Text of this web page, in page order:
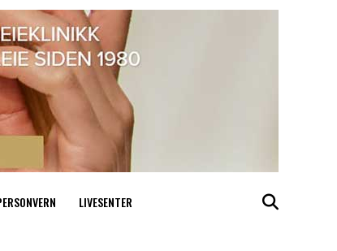
LIVESENTER